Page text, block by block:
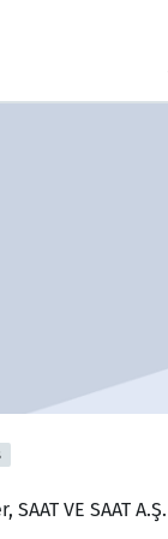
VE SAAT A.Ş.